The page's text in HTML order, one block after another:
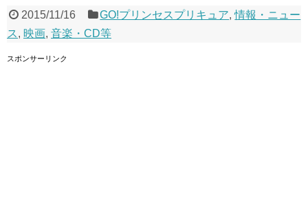
2015/11/16 GO!プリンセスプリキュア,情報・ニュー
ス, 映画, 音楽・CD等
スポンサーリンク